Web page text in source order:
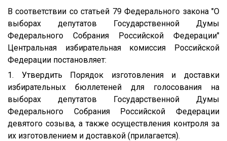
В соответствии со статьей 79 Федерального закона "О
выборах депутатов Государственной Думы
Федерального Собрания Российской Федерации"
Центральная избирательная комиссия Российской
Федерации постановляет:
1. Утвердить Порядок изготовления и доставки
избирательных бюллетеней для голосования на
выборах депутатов Государственной Думы
Федерального Собрания Российской Федерации
девятого созыва, а также осуществления контроля за
их изготовлением и доставкой (прилагается).